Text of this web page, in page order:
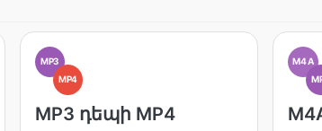
MP3
MP4
MP3 դեպի MP4
M4A